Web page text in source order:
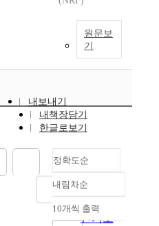
원문보
기
내보내기
내책장담기
한글로보기
정확도순
정확도
순
인기도
내림차순
내림차순
10개씩 출력